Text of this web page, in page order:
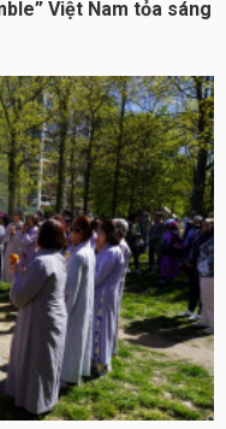
Việt Nam tỏa sáng